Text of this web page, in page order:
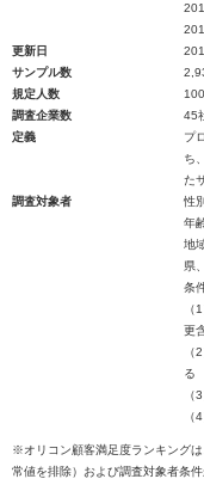
更新日
サンプル数
規定人数
調査企業数
45
定義
プ
ち
た
調査対象者
性
年
地
県
条
更
る
（
※オリコン顧客満足度ランキング
常値を排除）および調査対象者条